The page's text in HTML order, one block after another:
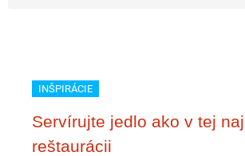
INŠPIRÁCIE
Servírujte jedlo ako v tej
reštaurácii